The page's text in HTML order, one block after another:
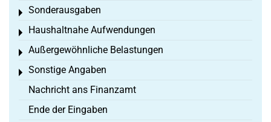
Sonderausgaben
Toggle menu
Haushaltnahe Aufwendungen
Toggle menu
Außergewöhnliche Belastungen
Toggle menu
Sonstige Angaben
Toggle menu
Nachricht ans Finanzamt
Ende der Eingaben